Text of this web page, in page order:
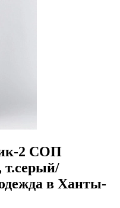
2 СОП
т.серый/
в Ханты-